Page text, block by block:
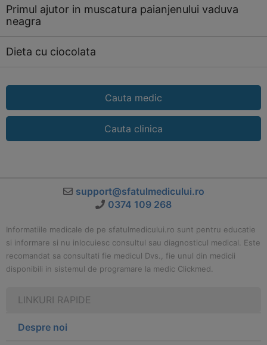
Primul ajutor in muscatura paianjenului vaduva
neagra
Dieta cu ciocolata
Cauta medic
Cauta clinica
support@sfatulmedicului.ro
0374 109 268
Informatiile medicale de pe sfatulmedicului.ro sunt pentru educatie
si informare si nu inlocuiesc consultul sau diagnosticul medical. Este
recomandat sa consultati fie medicul Dvs., fie unul din medicii
disponibili in sistemul de programare la medic Clickmed.
LINKURI RAPIDE
Despre noi